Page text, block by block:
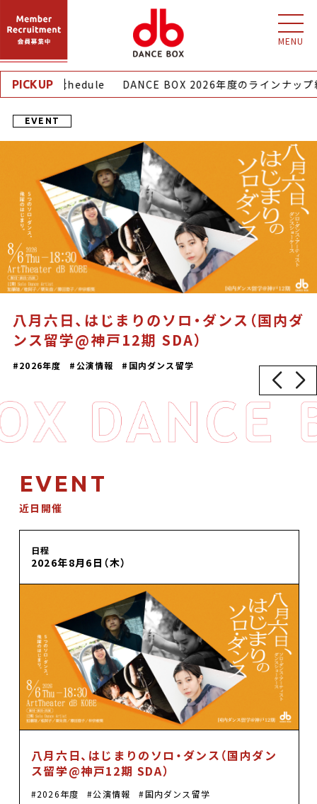
MENU
PICKUPSchedule DANCE BOX 2026年度のラインナップ
EVENT
八月六日、はじまりのソロ・ダンス（国内ダ
ンス留学@神戸12期 SDA）
2026年度 公演情報 国内ダンス留学
EVENT
近日開催
日程
2026年8月6日（木）
八月六日、はじまりのソロ・ダンス（国内ダン
ス留学@神戸12期 SDA）
2026年度 公演情報 国内ダンス留学